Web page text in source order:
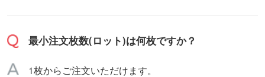
最小注文枚数(ロット)は何枚ですか？
1枚からご注文いただけます。